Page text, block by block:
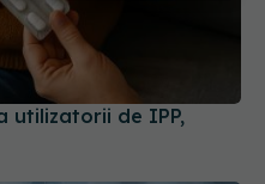
utilizatorii de IPP,